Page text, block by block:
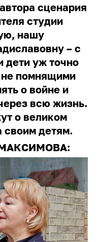
сценария
студии
нашу
– с
уж точно
не помнящими
о войне и
всю жизнь.
о великом
своим детям.
МАКСИМОВА: